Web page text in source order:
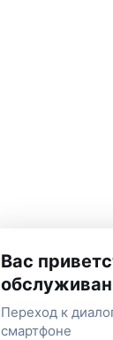
Вас
Переход к
смартфоне